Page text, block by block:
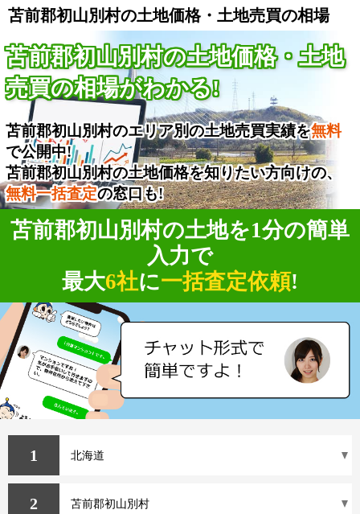
苫前郡初山別村の土地価格・土地売買の相場
苫前郡初山別村の土地価格・土地
売買の相場がわかる!
苫前郡初山別村のエリア別の土地売買実績を無料
で公開中!
苫前郡初山別村の土地価格を知りたい方向けの、
無料一括査定の窓口も!
苫前郡初山別村の土地を1分の簡単
入力で
最大6社に一括査定依頼!
1
2